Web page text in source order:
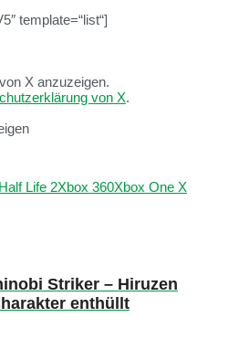
template=“list“]
X anzuzeigen.
von X.
Half Life 2Xbox 360Xbox One X
Striker – Hiruzen
enthüllt